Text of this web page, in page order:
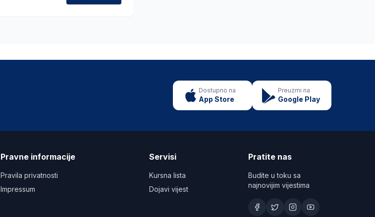
Dostupno na
App Store
Preuzmi na
Google Play
Pravne informacije
Pravila privatnosti
Impressum
Servisi
Kursna lista
Dojavi vijest
Pratite nas
Budite u toku sa
najnovijim vijestima